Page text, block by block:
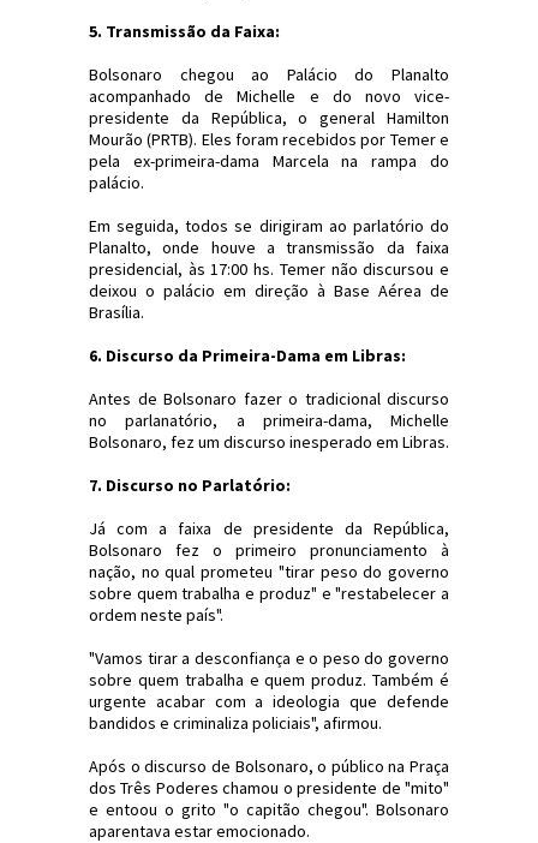
5. Transmissão da Faixa:
Bolsonaro chegou ao Palácio do Planalto
acompanhado de Michelle e do novo vice-
presidente da República, o general Hamilton
Mourão (PRTB). Eles foram recebidos por Temer e
pela ex-primeira-dama Marcela na rampa do
palácio.
Em seguida, todos se dirigiram ao parlatório do
Planalto, onde houve a transmissão da faixa
presidencial, às 17:00 hs. Temer não discursou e
deixou o palácio em direção à Base Aérea de
Brasília.
6. Discurso da Primeira-Dama em Libras:
Antes de Bolsonaro fazer o tradicional discurso
no parlanatório, a primeira-dama, Michelle
Bolsonaro, fez um discurso inesperado em Libras.
7. Discurso no Parlatório:
Já com a faixa de presidente da República,
Bolsonaro fez o primeiro pronunciamento à
nação, no qual prometeu "tirar peso do governo
sobre quem trabalha e produz" e "restabelecer a
ordem neste país".
"Vamos tirar a desconfiança e o peso do governo
sobre quem trabalha e quem produz. Também é
urgente acabar com a ideologia que defende
bandidos e criminaliza policiais", afirmou.
Após o discurso de Bolsonaro, o público na Praça
dos Três Poderes chamou o presidente de "mito"
e entoou o grito "o capitão chegou". Bolsonaro
aparentava estar emocionado.